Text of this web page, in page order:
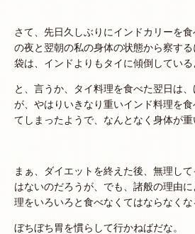
さて、先日久しぶりにインドカリーを
の夜と翌朝の私の身体の状態から察す
袋は、インドよりもタイに傾倒している
と、言うか、タイ料理を食べた翌日は
が、やはりいきなり重いインド料理を
てしまったようで、なんとなく身体が重
まぁ、ダイエットを終えた後、無理し
はないのだろうが、でも、諸般の理由
理をいろいろと食べなくてはならなくな
ぼちぼち胃を慣らして行かねばだな。